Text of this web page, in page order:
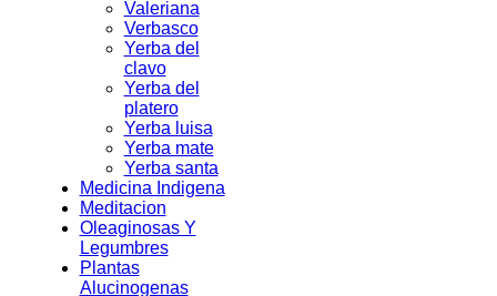
Valeriana
Verbasco
Yerba del
clavo
Yerba del
platero
Yerba luisa
Yerba mate
Yerba santa
Medicina Indigena
Meditacion
Oleaginosas Y
Legumbres
Plantas
Alucinogenas